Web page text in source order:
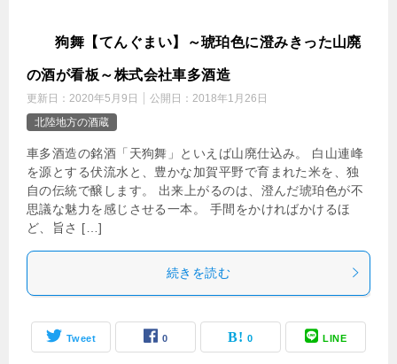
天狗舞【てんぐまい】～琥珀色に澄みきった山廃
の酒が看板～株式会社車多酒造
更新日： 2020年5月9日 公開日： 2018年1月26日
北陸地方の酒蔵
車多酒造の銘酒「天狗舞」といえば山廃仕込み。 白山連峰
を源とする伏流水と、豊かな加賀平野で育まれた米を、独
自の伝統で醸します。 出来上がるのは、澄んだ琥珀色が不
思議な魅力を感じさせる一本。 手間をかければかけるほ
ど、旨さ […]
続きを読む
Tweet 0 0 LINE